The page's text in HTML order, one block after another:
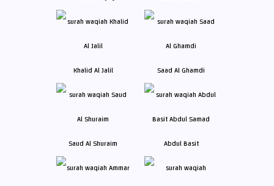
Khalid Al Jalil Saad Al Ghamdi
Saud Al Shuraim Abdul Basit